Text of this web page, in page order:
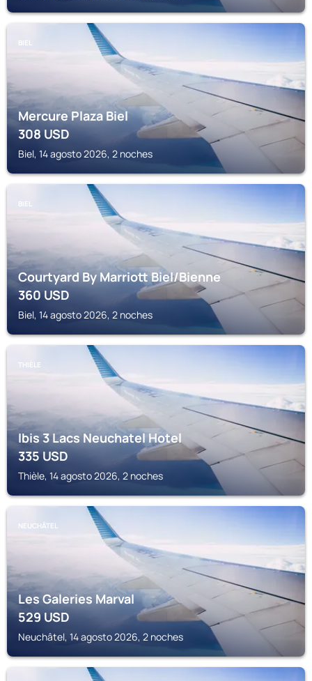
BIEL
Mercure Plaza Biel
308USD
Biel, 14 agosto 2026, 2 noches
BIEL
Courtyard By Marriott Biel/Bienne
360USD
Biel, 14 agosto 2026, 2 noches
THIÈLE
Ibis 3 Lacs Neuchatel Hotel
335USD
Thièle, 14 agosto 2026, 2 noches
NEUCHÂTEL
Les Galeries Marval
529USD
Neuchâtel, 14 agosto 2026, 2 noches